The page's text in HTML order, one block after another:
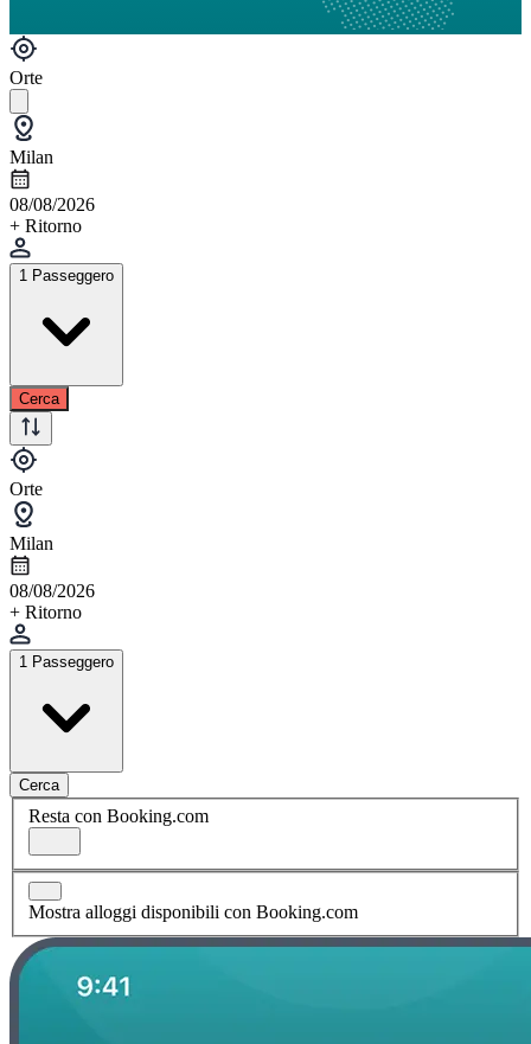
Orte
Milan
08/08/2026
+ Ritorno
1 Passeggero
Cerca
Orte
Milan
08/08/2026
+ Ritorno
1 Passeggero
Cerca
Resta con Booking.com
Mostra alloggi disponibili con Booking.com